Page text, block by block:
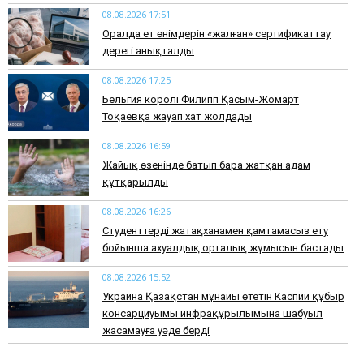
08.08.2026 17:51
Оралда ет өнімдерін «жалған» сертификаттау
дерегі анықталды
08.08.2026 17:25
Бельгия королі Филипп Қасым-Жомарт
Тоқаевқа жауап хат жолдады
08.08.2026 16:59
Жайық өзенінде батып бара жатқан адам
құтқарылды
08.08.2026 16:26
Студенттерді жатақханамен қамтамасыз ету
бойынша ахуалдық орталық жұмысын бастады
08.08.2026 15:52
Украина Қазақстан мұнайы өтетін Каспий құбыр
консарциуымы инфрақұрылымына шабуыл
жасамауға уәде берді